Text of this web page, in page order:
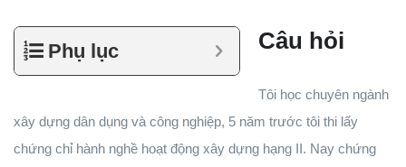
Phụ lục Câu hỏi
Tôi học chuyên ngành
xây dựng dân dụng và công nghiệp, 5 năm trước tôi thi lấy
chứng chỉ hành nghề hoạt động xây dựng hạng II. Nay chứng